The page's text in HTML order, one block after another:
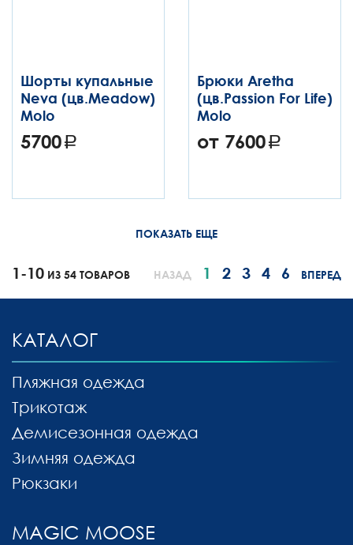
Шорты купальные
Neva (цв.Meadow)
Molo
5700
Брюки Aretha
(цв.Passion For Life)
Molo
от 7600
1-10 ИЗ 54 ТОВАРОВ
ПОКАЗАТЬ ЕЩЕ
НАЗАД 1 2 3 4 6 ВПЕРЕД
MAGIC MOOSE
КАТАЛОГ
Пляжная одежда
Трикотаж
Демисезонная одежда
Зимняя одежда
Рюкзаки